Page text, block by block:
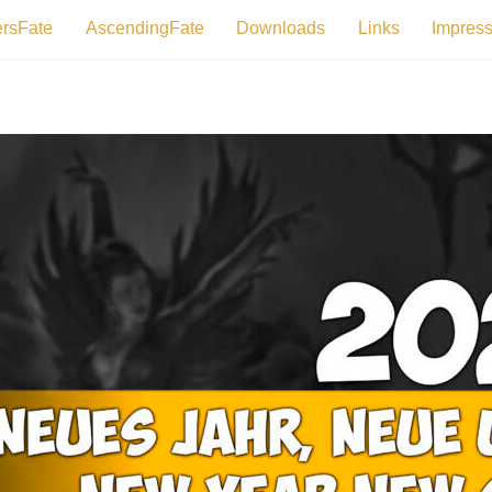
AscendingFate Downloads Links